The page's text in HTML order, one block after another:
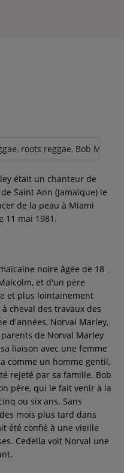
roots reggae, Bob
était un chanteur de
Saint Ann (Jamaïque) le
de la peau à Miami
11 mai 1981.
noire âgée de 18
et d'un père
et plus lointainement
cheval des travaux des
d'années, Norval Marley,
de Norval Marley
liaison avec une femme
comme un homme gentil,
rejeté par sa famille. Bob
père, qui le fait venir à la
ou six ans. Sans
mois plus tard dans
été confié à une vieille
Cedella voit Norval une